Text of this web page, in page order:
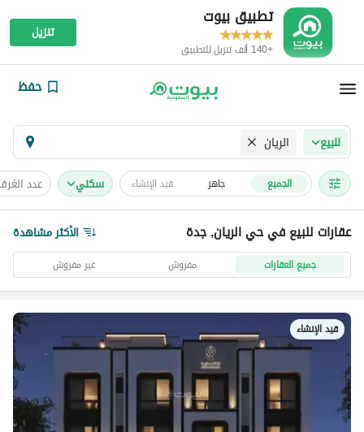
تطبيق بيوت
+140 ألف تنزيل للتطبيق
تنزيل
حفظ
للبيع الريان
الجميع جاهز قيد الإنشاء سكني عدد
عقارات للبيع في حي الريان, جدة الأكثر مشاهدة
جميع العقارات مفروش غير مفروش
قيد الإنشاء